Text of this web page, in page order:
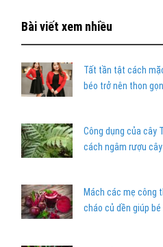
Bài viết xem nhiều
Tất tần tật cách
béo trở nên thon gọn
Công dụng của cây
cách ngâm rượu
Mách các mẹ công
cháo củ dền giúp